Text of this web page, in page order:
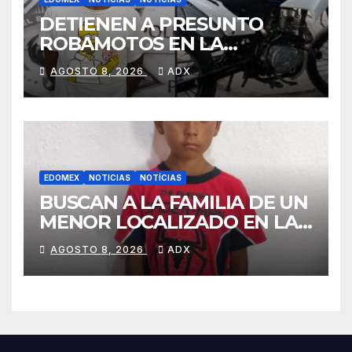
DETIENEN A PRESUNTO
ROBAMOTOS EN LA
PURÍSIMA, OTZOLOTEPEC
AGOSTO 8, 2026 ADX
EDOMEX NOTICIAS NOTÍCIAS
BUSCAN A LA FAMILIA DE UN
MENOR LOCALIZADO EN LA
CARRETERA TENANGO–LA
MARQUESA fue resguardado
por la comisaría de xalatlaco
AGOSTO 8, 2026 ADX